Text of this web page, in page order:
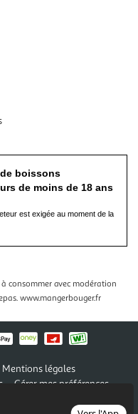
boissons
de moins de 18 ans
est exigée au moment de la
à consommer avec modération
www.mangerbouger.fr
Mentions légales
Gérer mes préférences